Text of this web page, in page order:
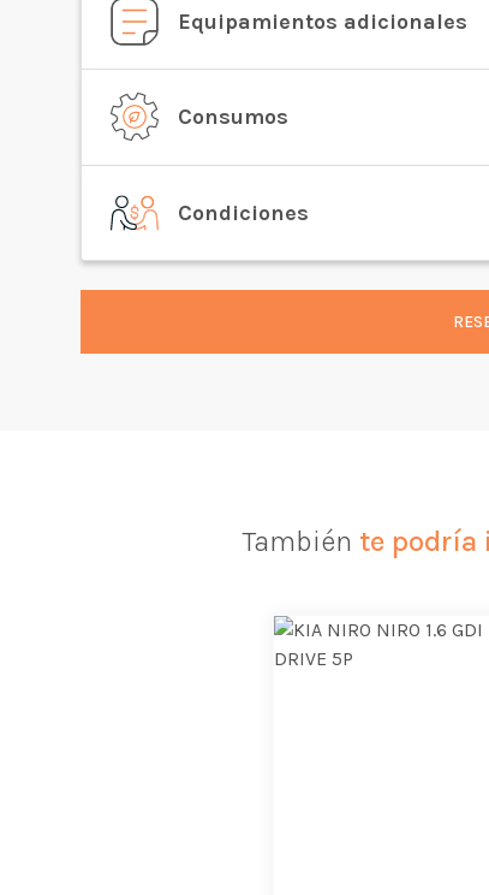
Equipamientos adicionales
Consumos
Condiciones
También te podría